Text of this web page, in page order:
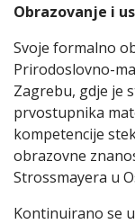
Obrazovanje i
Svoje formalno
Prirodoslovno-
Zagrebu, gdje je
prvostupnika
kompetencije
obrazovne
Strossmayera u
Kontinuirano se